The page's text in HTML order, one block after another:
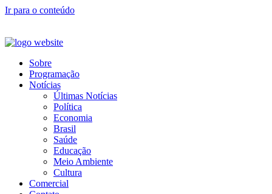
Ir para o conteúdo
Sobre
Programação
Notícias
Últimas Notícias
Política
Economia
Brasil
Saúde
Educação
Meio Ambiente
Cultura
Comercial